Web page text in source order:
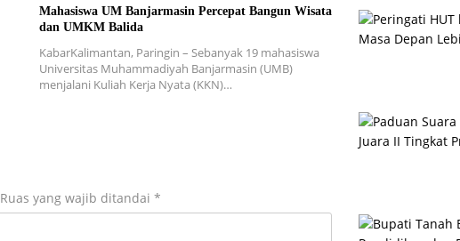
Mahasiswa UM Banjarmasin Percepat Bangun Wisata
dan UMKM Balida
KabarKalimantan, Paringin – Sebanyak 19 mahasiswa
Universitas Muhammadiyah Banjarmasin (UMB)
menjalani Kuliah Kerja Nyata (KKN)…
Ruas yang wajib ditandai *